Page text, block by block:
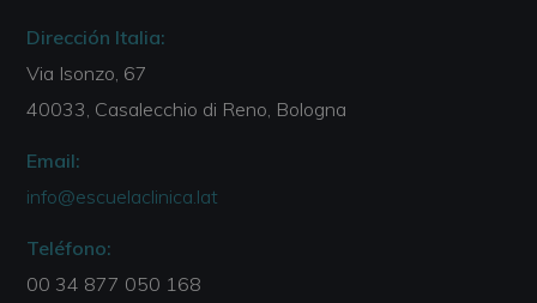
Dirección Italia:
Via Isonzo, 67
40033, Casalecchio di Reno, Bologna
Email:
info@escuelaclinica.lat
Teléfono:
00 34 877 050 168